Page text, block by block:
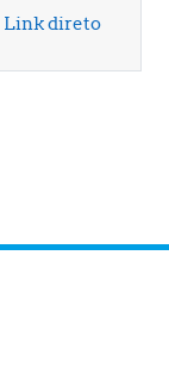
Link direto